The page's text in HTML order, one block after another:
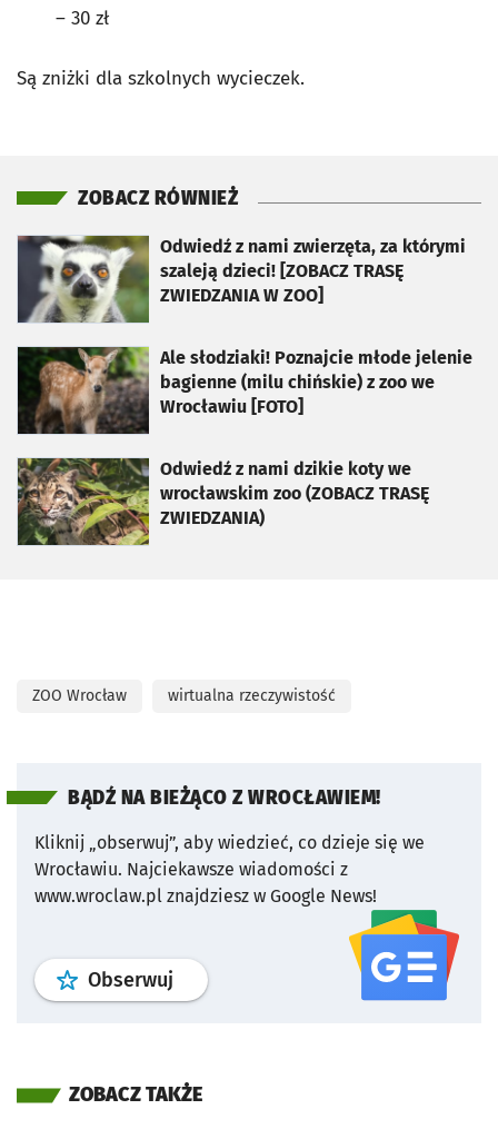
– 30 zł
Są zniżki dla szkolnych wycieczek.
ZOBACZ RÓWNIEŻ
Odwiedź z nami zwierzęta, za którymi
szaleją dzieci! [ZOBACZ TRASĘ
ZWIEDZANIA W ZOO]
otworzy się w nowej karcie
Ale słodziaki! Poznajcie młode jelenie
bagienne (milu chińskie) z zoo we
Wrocławiu [FOTO]
otworzy się w nowej karcie
Odwiedź z nami dzikie koty we
wrocławskim zoo (ZOBACZ TRASĘ
ZWIEDZANIA)
otworzy się w nowej karcie
ZOO Wrocław wirtualna rzeczywistość
BĄDŹ NA BIEŻĄCO Z WROCŁAWIEM!
Kliknij „obserwuj”, aby wiedzieć, co dzieje się we
Wrocławiu. Najciekawsze wiadomości z
www.wroclaw.pl znajdziesz w Google News!
Obserwuj profil serwisu
ZOBACZ TAKŻE